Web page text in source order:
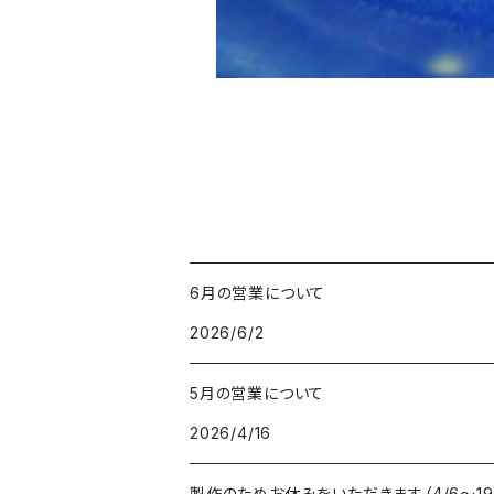
6月の営業について
2026/6/2
5月の営業について
2026/4/16